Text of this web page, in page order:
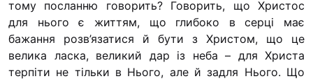
Законодавство
Освіта
тому посланню говорить? Говорить, що Хрис­тос
для нього є життям, що глибоко в серці має
бажання розв’язатися й бути з Христом, що це
велика ласка, ве­ликий дар із неба – для Христа
терпіти не тільки в Ньо­го, але й задля Нього. Що